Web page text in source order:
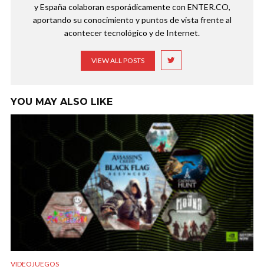
y España colaboran esporádicamente con ENTER.CO,
aportando su conocimiento y puntos de vista frente al
acontecer tecnológico y de Internet.
VIEW ALL POSTS
YOU MAY ALSO LIKE
VIDEOJUEGOS